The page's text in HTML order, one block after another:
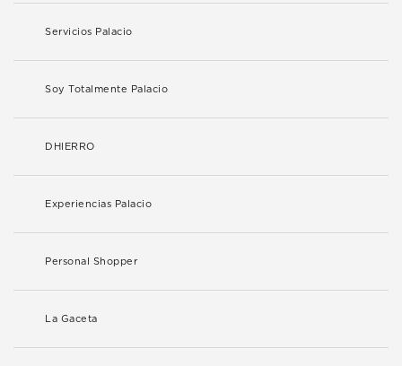
Servicios Palacio
Soy Totalmente Palacio
DHIERRO
Experiencias Palacio
Personal Shopper
La Gaceta